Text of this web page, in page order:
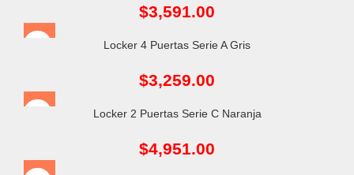
$3,591.00
Locker 4 Puertas Serie A Gris
$3,259.00
Locker 2 Puertas Serie C Naranja
$4,951.00